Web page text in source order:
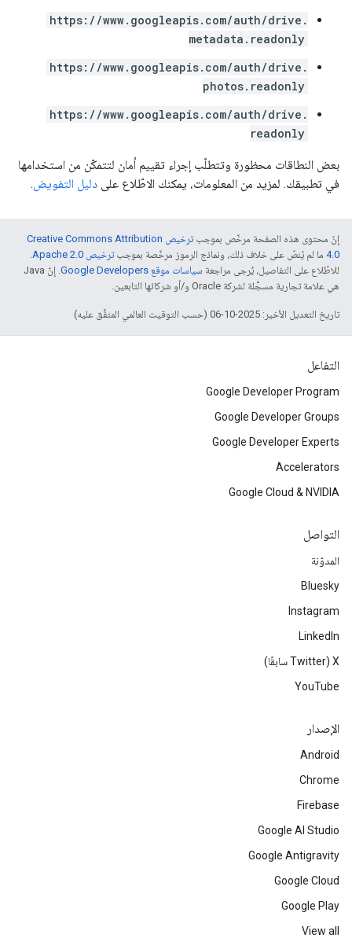
https://www.googleapis.com/auth/drive.
metadata.readonly
https://www.googleapis.com/auth/drive.
photos.readonly
https://www.googleapis.com/auth/drive.
readonly
بعض النطاقات محظورة وتتطلّب إجراء تقييم أمان لتتمكّن من استخدامها
في تطبيقك. لمزيد من المعلومات، يمكنك الاطّلاع على دليل التفويض.
إنّ محتوى هذه الصفحة مرخّص بموجب
ترخيص Creative Commons Attribution
4.0‏ ما لم يُنصّ على خلاف ذلك، ونماذج الرموز مرخّصة بموجبترخيص Apache 2.0‏
.
للاطّلاع على التفاصيل، يُرجى مراجعة سياسات موقع Google Developers‏
. إنّ Java
هي علامة تجارية مسجَّلة لشركة Oracle و/أو شركائها التابعين.
تاريخ التعديل الأخير: 2025-10-06 (حسب التوقيت العالمي المتفَّق عليه)
التفاعل
Google Developer Program
Google Developer Groups
Google Developer Experts
Accelerators
Google Cloud & NVIDIA
التواصل
المدوّنة
Bluesky
Instagram
LinkedIn
‫X ‏(Twitter سابقًا)
YouTube
الإصدار
Android
Chrome
Firebase
Google AI Studio
Google Antigravity
Google Cloud
Google Play
View all